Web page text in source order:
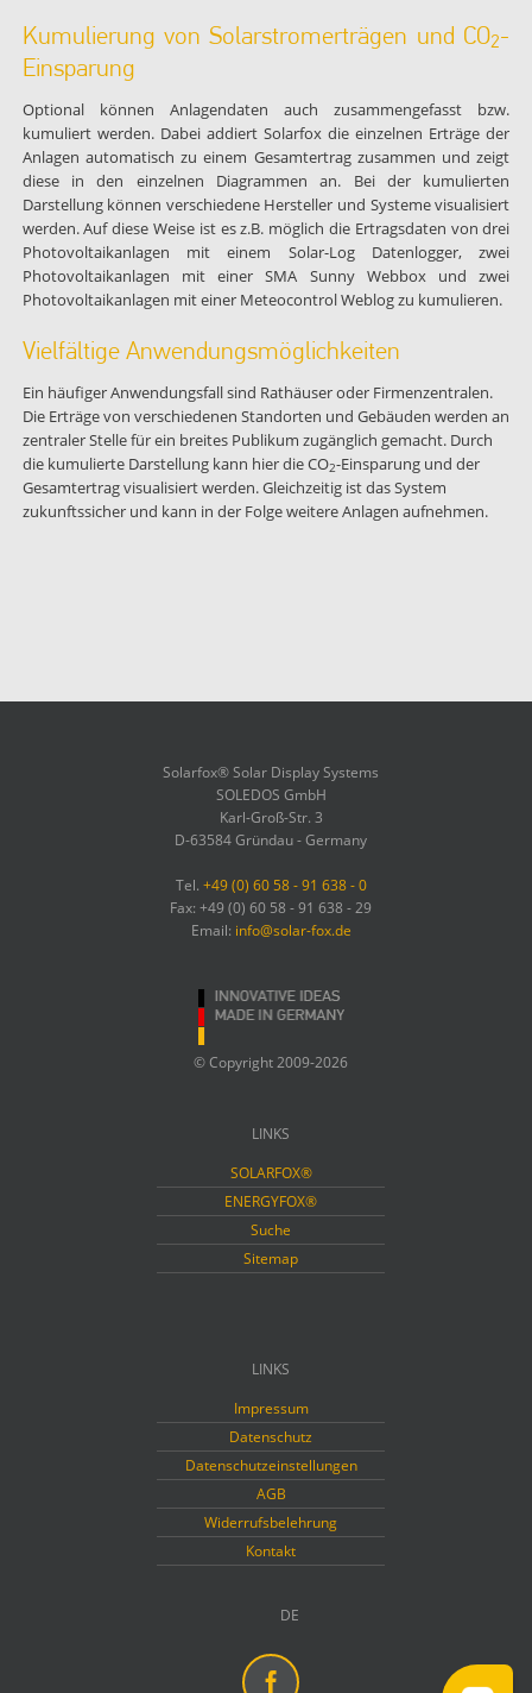
Kumulierung von Solarstromerträgen und CO2-
Einsparung
Optional können Anlagendaten auch zusammengefasst bzw.
kumuliert werden. Dabei addiert Solarfox die einzelnen Erträge der
Anlagen automatisch zu einem Gesamtertrag zusammen und zeigt
diese in den einzelnen Diagrammen an. Bei der kumulierten
Darstellung können verschiedene Hersteller und Systeme visualisiert
werden. Auf diese Weise ist es z.B. möglich die Ertragsdaten von drei
Photovoltaikanlagen mit einem Solar-Log Datenlogger, zwei
Photovoltaikanlagen mit einer SMA Sunny Webbox und zwei
Photovoltaikanlagen mit einer Meteocontrol Weblog zu kumulieren.
Vielfältige Anwendungsmöglichkeiten
Ein häufiger Anwendungsfall sind Rathäuser oder Firmenzentralen.
Die Erträge von verschiedenen Standorten und Gebäuden werden an
zentraler Stelle für ein breites Publikum zugänglich gemacht. Durch
die kumulierte Darstellung kann hier die CO2-Einsparung und der
Gesamtertrag visualisiert werden. Gleichzeitig ist das System
zukunftssicher und kann in der Folge weitere Anlagen aufnehmen.
Solarfox® Solar Display Systems
SOLEDOS GmbH
Karl-Groß-Str. 3
D-63584 Gründau - Germany
Tel. +49 (0) 60 58 - 91 638 - 0
Fax: +49 (0) 60 58 - 91 638 - 29
Email: info@solar-fox.de
© Copyright 2009-2026
LINKS
SOLARFOX®
ENERGYFOX®
Suche
Sitemap
LINKS
Impressum
Datenschutz
Datenschutzeinstellungen
AGB
Widerrufsbelehrung
Kontakt
DE